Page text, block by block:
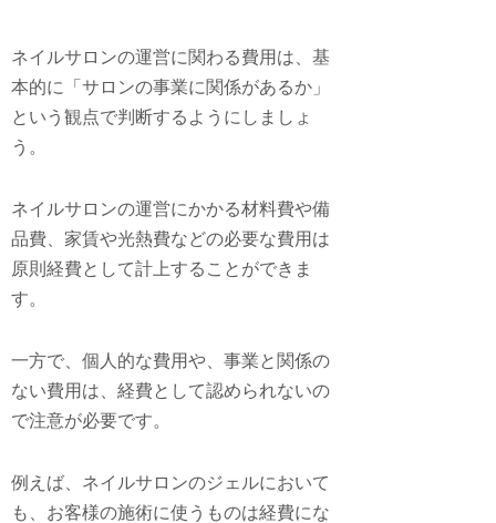
ネイルサロンの運営に関わる費用は、基
本的に
「サロンの事業に関係があるか」
という観点で判断するようにしましょ
う。
ネイルサロンの運営にかかる材料費や備
品費、家賃や光熱費などの必要な費用は
原則経費として計上することができま
す。
一方で、個人的な費用や、事業と関係の
ない費用は、経費として認められないの
で注意が必要です。
例えば、ネイルサロンのジェルにおいて
も、お客様の施術に使うものは経費にな